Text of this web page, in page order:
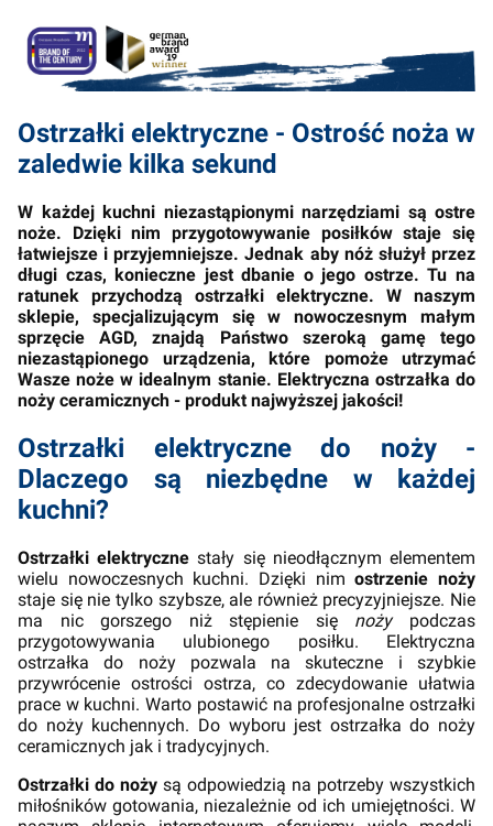
Ostrzałki elektryczne - Ostrość noża w
zaledwie kilka sekund
W każdej kuchni niezastąpionymi narzędziami są ostre
noże. Dzięki nim przygotowywanie posiłków staje się
łatwiejsze i przyjemniejsze. Jednak aby nóż służył przez
długi czas, konieczne jest dbanie o jego ostrze. Tu na
ratunek przychodzą ostrzałki elektryczne. W naszym
sklepie, specjalizującym się w nowoczesnym małym
sprzęcie AGD, znajdą Państwo szeroką gamę tego
niezastąpionego urządzenia, które pomoże utrzymać
Wasze noże w idealnym stanie. Elektryczna ostrzałka do
noży ceramicznych - produkt najwyższej jakości!
Ostrzałki elektryczne do noży -
Dlaczego są niezbędne w każdej
kuchni?
Ostrzałki elektryczne stały się nieodłącznym elementem
wielu nowoczesnych kuchni. Dzięki nimostrzenie noży
staje się nie tylko szybsze, ale również precyzyjniejsze. Nie
ma nic gorszego niż stępienie się nożypodczas
przygotowywania ulubionego posiłku. Elektryczna
ostrzałka do noży pozwala na skuteczne i szybkie
przywrócenie ostrości ostrza, co zdecydowanie ułatwia
prace w kuchni. Warto postawić na profesjonalne ostrzałki
do noży kuchennych. Do wyboru jest ostrzałka do noży
ceramicznych jak i tradycyjnych.
Ostrzałki do noży są odpowiedzią na potrzeby wszystkich
miłośników gotowania, niezależnie od ich umiejętności. W